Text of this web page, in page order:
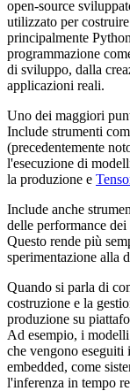
open-source
utilizzato per
principalmente
programmazione
di sviluppo, dalla
applicazioni reali.
Uno dei maggiori
Include strumenti
(precedentemente
l'esecuzione di
la produzione e
Include anche
delle performance
Questo rende più
sperimentazione alla
Quando si parla di
costruzione e la
produzione su
Ad esempio, i
che vengono
embedded, come
l'inferenza in tempo